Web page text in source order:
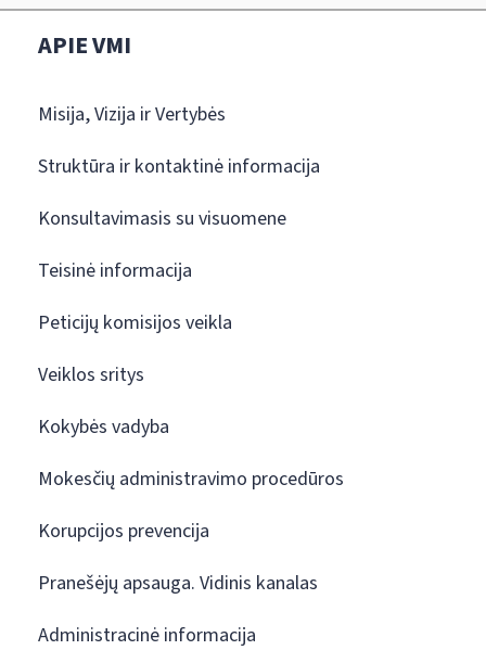
APIE VMI
Misija, Vizija ir Vertybės
Struktūra ir kontaktinė informacija
Konsultavimasis su visuomene
Teisinė informacija
Peticijų komisijos veikla
Veiklos sritys
Kokybės vadyba
Mokesčių administravimo procedūros
Korupcijos prevencija
Pranešėjų apsauga. Vidinis kanalas
Administracinė informacija